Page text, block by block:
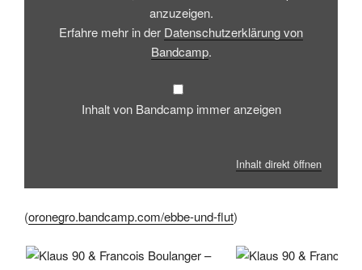
anzuzeigen.
Erfahre mehr in der Datenschutzerklärung von
Bandcamp.
Inhalt von Bandcamp immer anzeigen
Inhalt direkt öffnen
(oronegro.bandcamp.com/ebbe-und-flut)